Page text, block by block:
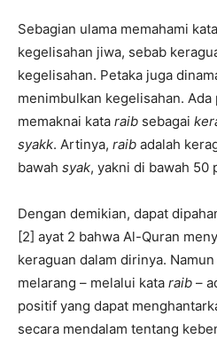
Sebagian ulama memahami kata
kegelisahan jiwa, sebab
kegelisahan. Petaka juga
menimbulkan kegelisahan. Ada
memaknai kata raib sebagai
syakk. Artinya, raib adalah
bawah syak, yakni di bawah 50
Dengan demikian, dapat
[2] ayat 2 bahwa Al-Quran
keraguan dalam dirinya.
melarang – melalui kata raib –
positif yang dapat
secara mendalam tentang